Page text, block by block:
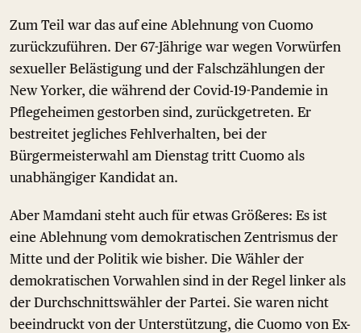
Zum Teil war das auf eine Ablehnung von Cuomo
zurückzuführen. Der 67-Jährige war wegen Vorwürfen
sexueller Belästigung und der Falschzählungen der
New Yorker, die während der Covid-19-Pandemie in
Pflegeheimen gestorben sind, zurückgetreten. Er
bestreitet jegliches Fehlverhalten, bei der
Bürgermeisterwahl am Dienstag tritt Cuomo als
unabhängiger Kandidat an.
Aber Mamdani steht auch für etwas Größeres: Es ist
eine Ablehnung vom demokratischen Zentrismus der
Mitte und der Politik wie bisher. Die Wähler der
demokratischen Vorwahlen sind in der Regel linker als
der Durchschnittswähler der Partei. Sie waren nicht
beeindruckt von der Unterstützung, die Cuomo von Ex-